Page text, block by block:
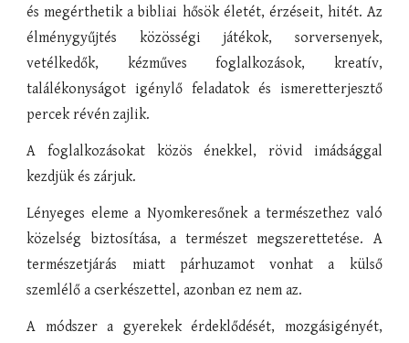
és megérthetik a bibliai hősök életét, érzéseit, hitét. Az
élménygyűjtés közösségi játékok, sorversenyek,
vetélkedők, kézműves foglalkozások, kreatív,
találékonyságot igénylő feladatok és ismeretterjesztő
percek révén zajlik.
A foglalkozásokat közös énekkel, rövid imádsággal
kezdjük és zárjuk.
Lényeges eleme a Nyomkeresőnek a természethez való
közelség biztosítása, a természet megszerettetése. A
természetjárás miatt párhuzamot vonhat a külső
szemlélő a cserkészettel, azonban ez nem az.
A módszer a gyerekek érdeklődését, mozgásigényét,